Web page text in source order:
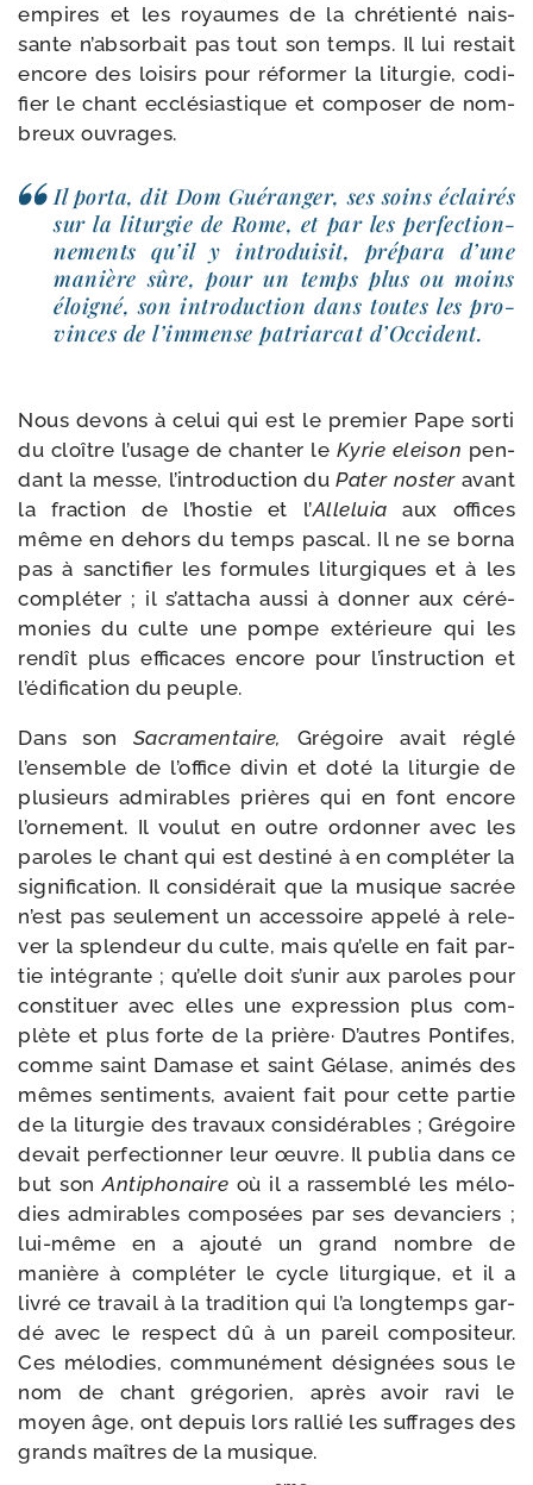
empires et les royaumes de la chré­tien­té nais­
sante n’absorbait pas tout son temps. Il lui res­tait
encore des loi­sirs pour réfor­mer la litur­gie, codi­
fier le chant ecclé­sias­tique et com­po­ser de nom­
breux ouvrages.
Il por­ta, dit Dom Guéranger, ses soins éclai­rés
sur la litur­gie de Rome, et par les per­fec­tion­
ne­ments qu’il y intro­dui­sit, pré­pa­ra d’une
manière sûre, pour un temps plus ou moins
éloi­gné, son intro­duc­tion dans toutes les pro­
vinces de l’immense patriar­cat d’Occident.
Nous devons à celui qui est le pre­mier Pape sor­ti
du cloître l’usage de chan­ter le Kyrie elei­son pen­
dant la messe, l’introduction duPater nos­teravant
la frac­tion de l’hostie et l’Alleluia aux offices
même en dehors du temps pas­cal. Il ne se bor­na
pas à sanc­ti­fier les for­mules litur­giques et à les
com­plé­ter ; il s’attacha aus­si à don­ner aux céré­
mo­nies du culte une pompe exté­rieure qui les
ren­dît plus effi­caces encore pour l’instruction et
l’édification du peuple.
Dans son Sacramentaire,
Grégoire avait réglé
l’ensemble de l’office divin et doté la litur­gie de
plu­sieurs admi­rables prières qui en font encore
l’ornement. Il vou­lut en outre ordon­ner avec les
paroles le chant qui est des­ti­né à en com­plé­ter la
signi­fi­ca­tion. Il consi­dé­rait que la musique sacrée
n’est pas seule­ment un acces­soire appe­lé à rele­
ver la splen­deur du culte, mais qu’elle en fait par­
tie inté­grante ; qu’elle doit s’unir aux paroles pour
consti­tuer avec elles une expres­sion plus com­
plète et plus forte de la prière· D’autres Pontifes,
comme saint Damase et saint Gélase, ani­més des
mêmes sen­ti­ments, avaient fait pour cette par­tie
de la litur­gie des tra­vaux consi­dé­rables ; Grégoire
devait per­fec­tion­ner leur œuvre. Il publia dans ce
but sonAntiphonaire où il a ras­sem­blé les mélo­
dies admi­rables com­po­sées par ses devan­ciers ;
lui-​même en a ajou­té un grand nombre de
manière à com­plé­ter le cycle litur­gique, et il a
livré ce tra­vail à la tra­di­tion qui l’a long­temps gar­
dé avec le res­pect dû à un pareil com­po­si­teur.
Ces mélo­dies, com­mu­né­ment dési­gnées sous le
nom de chant gré­go­rien, après avoir ravi le
moyen âge, ont depuis lors ral­lié les suf­frages des
grands maîtres de la musique.